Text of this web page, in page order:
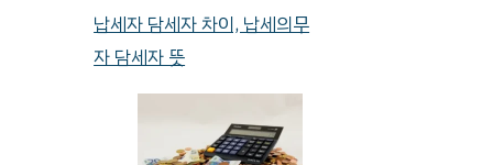
납세자 담세자 차이, 납세의무
자 담세자 뜻